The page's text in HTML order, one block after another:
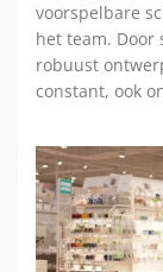
voorspelbare
het team. Door
robuust
constant, ook